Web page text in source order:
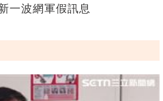
一波網軍假訊息